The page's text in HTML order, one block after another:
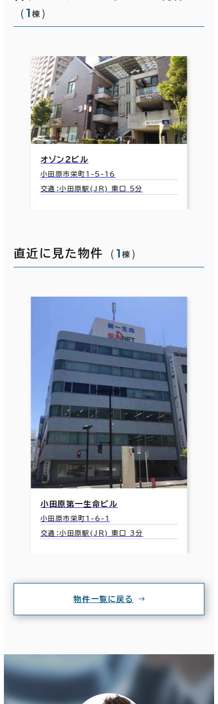
（1 棟 ）
オゾン２ビル
小田原市栄町1-5-16
交通：小田原駅(JR) 東口 5分
直近に見た物件 （1 棟 ）
小田原第一生命ビル
小田原市栄町1-6-1
交通：小田原駅(JR) 東口 3分
物件一覧に戻る